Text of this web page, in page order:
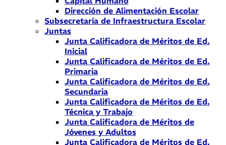
Dirección de Alimentación Escolar
Subsecretaría de Infraestructura Escolar
Juntas
Junta Calificadora de Méritos de Ed.
Inicial
Junta Calificadora de Méritos de Ed.
Primaria
Junta Calificadora de Méritos de Ed.
Secundaria
Junta Calificadora de Méritos de Ed.
Técnica y Trabajo
Junta Calificadora de Méritos de
Jóvenes y Adultos
Junta Calificadora de Méritos de Ed.